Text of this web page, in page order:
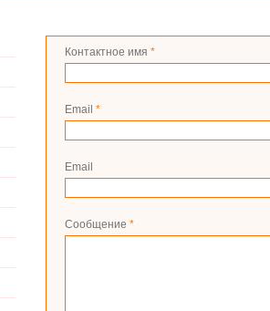
Контактное имя *
Email *
Email
Сообщение *